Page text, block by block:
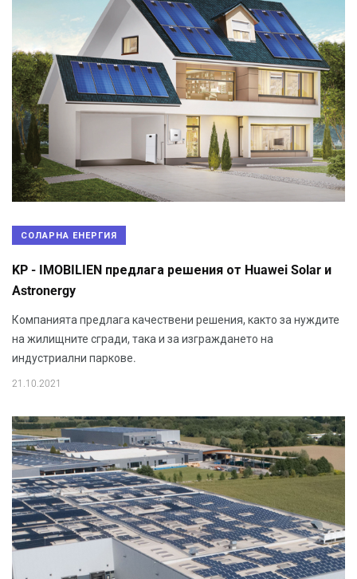
СОЛАРНА ЕНЕРГИЯ
KP - IMOBILIEN предлага решения от Huawei Solar и
Astronergy
Компанията предлага качествени решения, както за нуждите
на жилищните сгради, така и за изграждането на
индустриални паркове.
21.10.2021